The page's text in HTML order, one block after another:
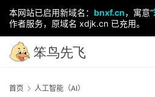
本网站已启用新域名： bnxf.cn，寓意“
作者服务，原域名 xdjk.cn 已充用。
首页 人工智能（AI）